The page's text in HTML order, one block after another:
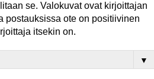
se. Valokuvat ovat kirjoittajan
postauksissa ote on positiivinen
itsekin on.
▼